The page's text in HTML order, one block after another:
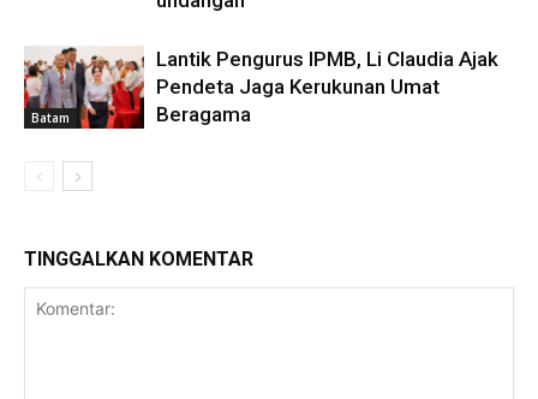
Batam
Lantik Pengurus IPMB, Li Claudia Ajak
Pendeta Jaga Kerukunan Umat
Beragama
TINGGALKAN KOMENTAR